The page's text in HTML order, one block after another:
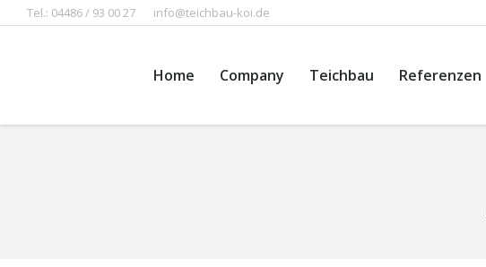
Tel.: 04486 / 93 00 27 info@teichbau-koi.de
Home Company Teichbau Referenzen